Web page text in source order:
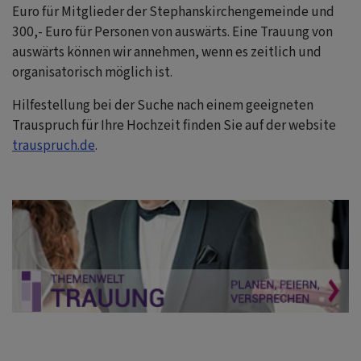
Euro für Mitglieder der Stephanskirchengemeinde und
300,- Euro für Personen von auswärts. Eine Trauung von
auswärts können wir annehmen, wenn es zeitlich und
organisatorisch möglich ist.
Hilfestellung bei der Suche nach einem geeigneten
Trauspruch für Ihre Hochzeit finden Sie auf der website
trauspruch.de.